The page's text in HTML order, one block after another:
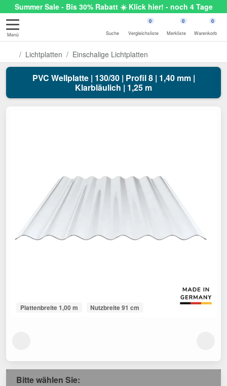
Summer Sale - Bis 30% Rabatt ☀️ Klick hier! - noch 4 Tage
Menü Suche
0
Vergleichsliste
0
Merkliste
0
Warenkorb
Lichtplatten Einschalige Lichtplatten
PVC Wellplatte | 130/30 | Profil 8 | 1,40 mm |
Klarbläulich | 1,25 m
Plattenbreite 1,00 m Nutzbreite 91 cm
Bitte wählen Sie: